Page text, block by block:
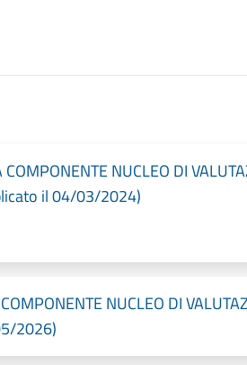
NUCLEO DI
il 04/03/2024)
NUCLEO DI
2026)